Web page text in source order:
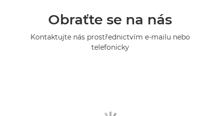
Obraťte se na nás
Kontaktujte nás prostřednictvím e-mailu nebo
telefonicky